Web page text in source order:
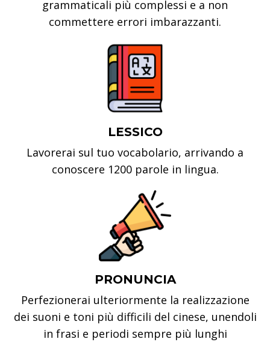
grammaticali più complessi e a non
commettere errori imbarazzanti.
LESSICO
Lavorerai sul tuo vocabolario, arrivando a
conoscere 1200 parole in lingua.
PRONUNCIA
Perfezionerai ulteriormente la realizzazione
dei suoni e toni più difficili del cinese, unendoli
in frasi e periodi sempre più lunghi